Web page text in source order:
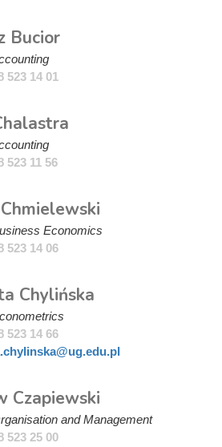
Bucior
523 14 01
523 11 56
Economics
523 14 06
Chylińska
523 14 66
Czapiewski
and Management
523 25 00